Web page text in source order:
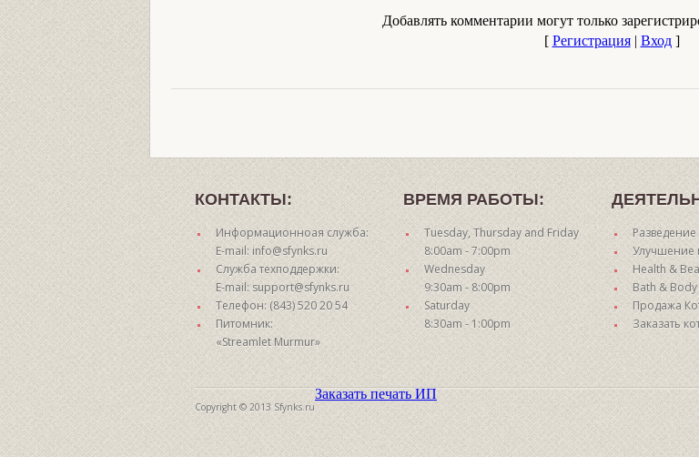
Добавлять комментарии могут только
[ Регистрация| Вход]
КОНТАКТЫ:
Информационноая служба:
E-mail: info@sfynks.ru
Служба техподдержки:
E-mail: support@sfynks.ru
Телефон: (843) 520 20 54
Питомник:
«Streamlet Murmur»
ВРЕМЯ РАБОТЫ:
Tuesday, Thursday and Friday
8:00am - 7:00pm
Wednesday
9:30am - 8:00pm
Saturday
8:30am - 1:00pm
Разведение
Улучшение
Health &
Bath &
Продажа
Заказать
Copyright © 2013 Sfynks.ru
Заказать печать ИП